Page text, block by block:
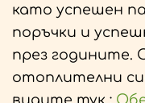
като успешен
поръчки и
през годините.
отоплителни